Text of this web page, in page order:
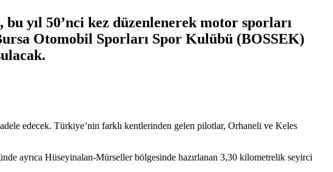
yıl 50’nci kez düzenlenerek motor sporları
Otomobil Sporları Spor Kulübü (BOSSEK)
edecek. Türkiye’nin farklı kentlerinden gelen pilotlar, Orhaneli ve Keles
ayrıca Hüseyinalan-Mürseller bölgesinde hazırlanan 3,30 kilometrelik seyirci